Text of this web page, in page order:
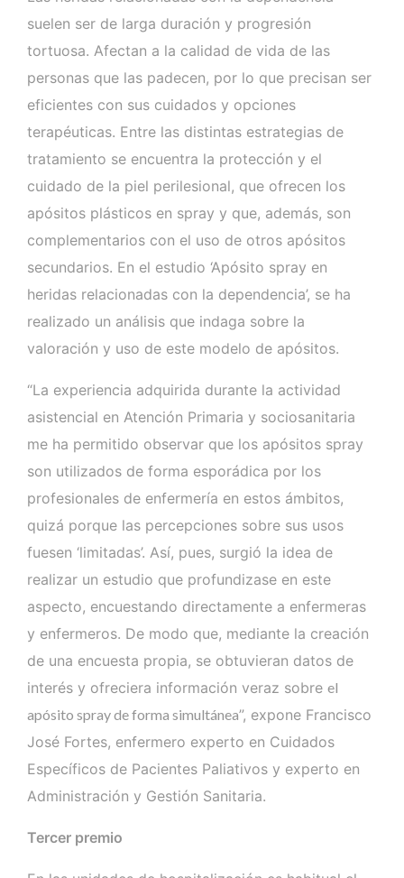
suelen ser de larga duración y progresión
tortuosa. Afectan a la calidad de vida de las
personas que las padecen, por lo que precisan ser
eficientes con sus cuidados y opciones
terapéuticas. Entre las distintas estrategias de
tratamiento se encuentra la protección y el
cuidado de la piel perilesional, que ofrecen los
apósitos plásticos en spray y que, además, son
complementarios con el uso de otros apósitos
secundarios. En el estudio ‘Apósito spray en
heridas relacionadas con la dependencia’, se ha
realizado un análisis que indaga sobre la
valoración y uso de este modelo de apósitos.
“La experiencia adquirida durante la actividad
asistencial en Atención Primaria y sociosanitaria
me ha permitido observar que los apósitos spray
son utilizados de forma esporádica por los
profesionales de enfermería en estos ámbitos,
quizá porque las percepciones sobre sus usos
fuesen ‘limitadas’. Así, pues, surgió la idea de
realizar un estudio que profundizase en este
aspecto, encuestando directamente a enfermeras
y enfermeros. De modo que, mediante la creación
de una encuesta propia, se obtuvieran datos de
interés y ofreciera información veraz sobre el
apósito spray de forma simultánea”, expone Francisco
José Fortes, enfermero experto en Cuidados
Específicos de Pacientes Paliativos y experto en
Administración y Gestión Sanitaria.
Tercer premio